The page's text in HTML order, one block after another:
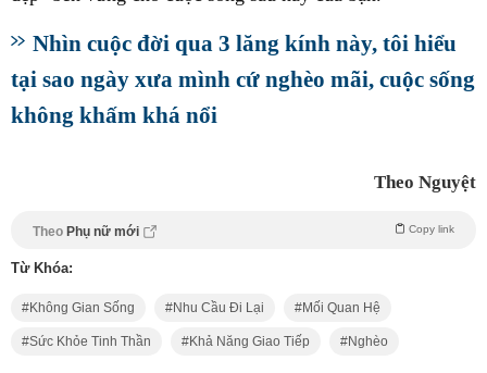
Nhìn cuộc đời qua 3 lăng kính này, tôi hiểu
tại sao ngày xưa mình cứ nghèo mãi, cuộc sống
không khấm khá nổi
Theo Nguyệt
Theo Phụ nữ mới Copy link
Từ Khóa:
Không Gian Sống Nhu Cầu Đi Lại Mối Quan Hệ
Sức Khỏe Tinh Thần Khả Năng Giao Tiếp Nghèo